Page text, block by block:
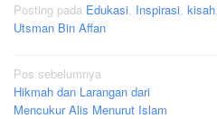
Posting pada Edukasi, Inspirasi, kisah,
Utsman Bin Affan
Navigasi
pos
Pos sebelumnya
Hikmah dan Larangan dari
Mencukur Alis Menurut Islam